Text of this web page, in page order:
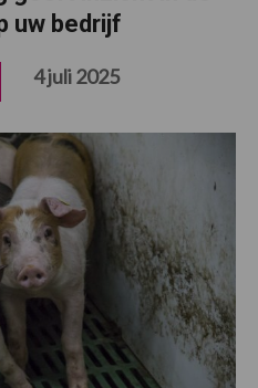
uw bedrijf
4 juli 2025